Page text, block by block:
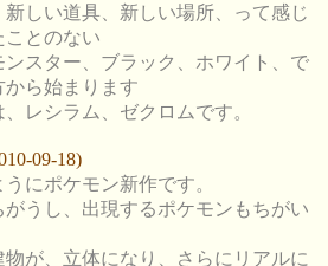
しい道具、新しい場所、って感じ
ことのない
ンスター、ブラック、ホワイト、で
ら始まります
レシラム、ゼクロムです。
09-18)
にポケモン新作です。
うし、出現するポケモンもちがい
が、立体になり、さらにリアルに